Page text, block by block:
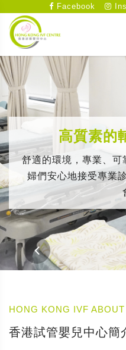
Facebook
高質素的
舒適的環境，專業、可
婦們安心地接受專業
HONG KONG IVF ABOUT
香港試管嬰兒中心簡